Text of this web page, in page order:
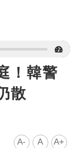
！韓警
散
A- A A+